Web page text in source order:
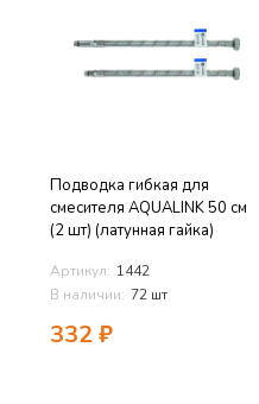
Подводка гибкая для
смесителя AQUALINK 50 см
(2 шт) (латунная гайка)
Артикул: 1442
В наличии: 72 шт
332₽